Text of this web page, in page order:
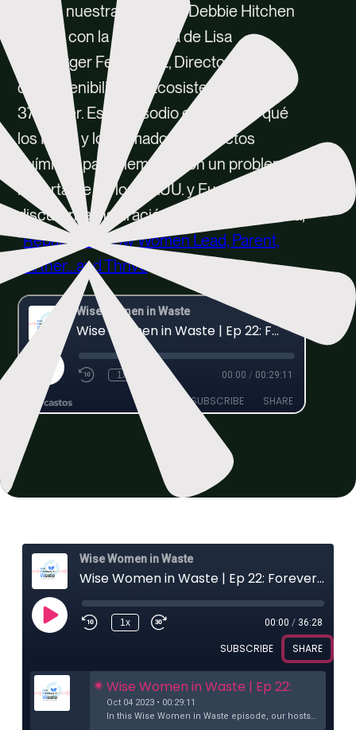
Waste, nuestra anfitriona Debbie Hitchen
cuenta con la presencia de Lisa
Neuberger Fernandez, Directora Global
de Sostenibilidad y Ecosistemas de
374Water. Este episodio explora por qué
los PFAS y los llamados “productos
químicos para siempre” son un problema
importante en los EE.UU. y Europa y
discuten la inspiración para el libro de Lisa,
“Rebalance: How Women Lead, Parent,
Partner…and Thrive